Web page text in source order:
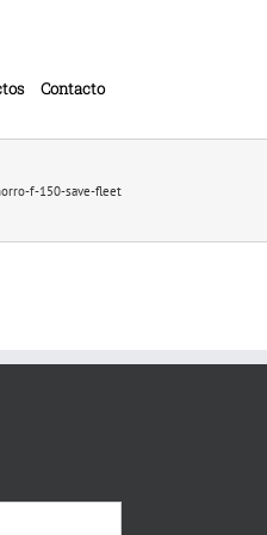
Contacto
f-150-save-fleet